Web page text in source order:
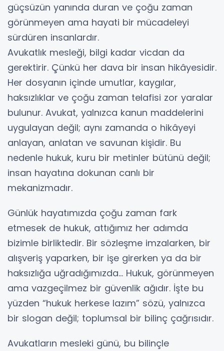
güçsüzün yanında duran ve çoğu zaman
görünmeyen ama hayati bir mücadeleyi
sürdüren insanlardır.
Avukatlık mesleği, bilgi kadar vicdan da
gerektirir. Çünkü her dava bir insan hikâyesidir.
Her dosyanın içinde umutlar, kaygılar,
haksızlıklar ve çoğu zaman telafisi zor yaralar
bulunur. Avukat, yalnızca kanun maddelerini
uygulayan değil; aynı zamanda o hikâyeyi
anlayan, anlatan ve savunan kişidir. Bu
nedenle hukuk, kuru bir metinler bütünü değil;
insan hayatına dokunan canlı bir
mekanizmadır.
Günlük hayatımızda çoğu zaman fark
etmesek de hukuk, attığımız her adımda
bizimle birliktedir. Bir sözleşme imzalarken, bir
alışveriş yaparken, bir işe girerken ya da bir
haksızlığa uğradığımızda… Hukuk, görünmeyen
ama vazgeçilmez bir güvenlik ağıdır. İşte bu
yüzden “hukuk herkese lazım” sözü, yalnızca
bir slogan değil; toplumsal bir bilinç çağrısıdır.
Avukatların mesleki günü, bu bilinçle